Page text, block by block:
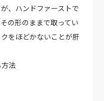
、ハンドファーストで
の形のままで取ってい
をほどかないことが肝
法